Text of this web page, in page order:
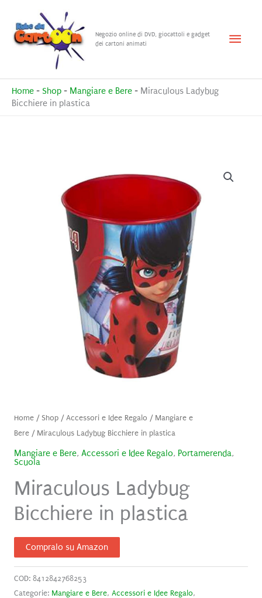
contenuto
Negozio online di DVD, giocattoli e gadget
dei cartoni animati
Menu
Home - Shop - Mangiare e Bere - Miraculous Ladybug
Bicchiere in plastica
Home/ Shop/Accessori e Idee Regalo / Mangiare e
Bere/ Miraculous Ladybug Bicchiere in plastica
Mangiare e Bere, Accessori e Idee Regalo, Portamerenda,
Scuola
Miraculous Ladybug
Bicchiere in plastica
Compralo su Amazon
COD: 8412842768253
Categorie: Mangiare e Bere, Accessori e Idee Regalo,